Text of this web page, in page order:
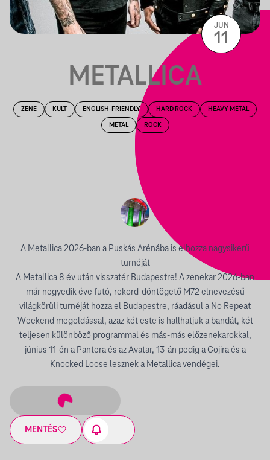
METALLICA
ZENE KULT ENGLISH-FRIENDLY HARD ROCK HEAVY METAL
METAL ROCK
A Metallica 2026-ban a Puskás Arénába is elhozza nagysikerű
turnéját
A Metallica 8 év után visszatér Budapestre! A zenekar 2026-ban
már negyedik éve futó, rekord-döntögető M72 elnevezésű
világkörüli turnéját hozza el Budapestre, ráadásul a No Repeat
Weekend megoldással, azaz két este is hallhatjuk a bandát, két
teljesen különböző programmal és más-más előzenekarokkal,
június 11-én a Pantera és az Avatar, 13-án pedig a Gojira és a
Knocked Loose lesznek a Metallica vendégei.
MENTÉS
JUN
11